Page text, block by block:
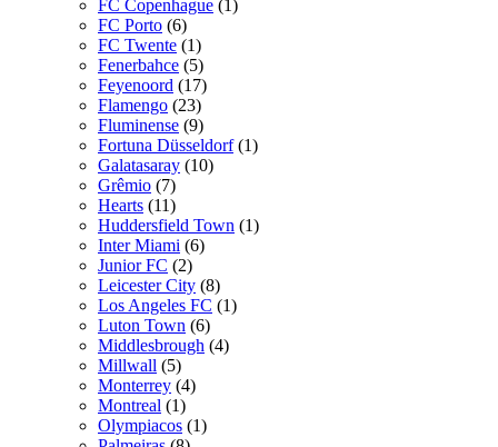
FC Copenhague (1)
FC Porto (6)
FC Twente (1)
Fenerbahce (5)
Feyenoord (17)
Flamengo (23)
Fluminense (9)
Fortuna Düsseldorf (1)
Galatasaray (10)
Grêmio (7)
Hearts (11)
Huddersfield Town (1)
Inter Miami (6)
Junior FC (2)
Leicester City (8)
Los Angeles FC (1)
Luton Town (6)
Middlesbrough (4)
Millwall (5)
Monterrey (4)
Montreal (1)
Olympiacos (1)